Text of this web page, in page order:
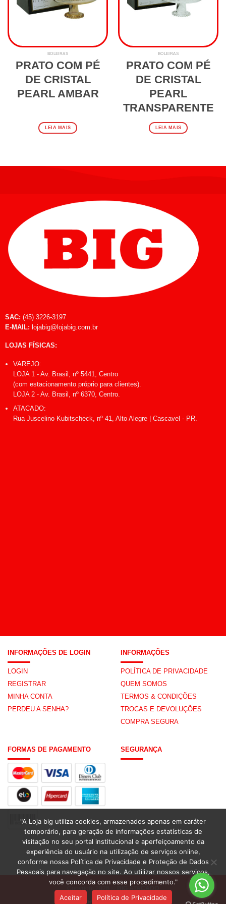
BOLEIRAS
PRATO COM PÉ
DE CRISTAL
PEARL AMBAR
LEIA MAIS
BOLEIRAS
PRATO COM PÉ
DE CRISTAL
PEARL
TRANSPARENTE
LEIA MAIS
SAC: (45) 3226-3197
E-MAIL: lojabig@lojabig.com.br
LOJAS FÍSICAS:
VAREJO:
LOJA 1 - Av. Brasil, nº 5441, Centro
(com estacionamento próprio para clientes).
LOJA 2 - Av. Brasil, nº 6370, Centro.
ATACADO:
Rua Juscelino Kubitscheck, nº 41, Alto Alegre | Cascavel - PR.
INFORMAÇÕES DE LOGIN
LOGIN
REGISTRAR
MINHA CONTA
PERDEU A SENHA?
INFORMAÇÕES
POLÍTICA DE PRIVACIDADE
QUEM SOMOS
TERMOS & CONDIÇÕES
TROCAS E DEVOLUÇÕES
COMPRA SEGURA
FORMAS DE PAGAMENTO SEGURANÇA
"A Loja big utiliza cookies, armazenados apenas em caráter
temporário, para geração de informações estatísticas de
visitação no seu portal institucional e aperfeiçoamento da
experiência do usuário na utilização de serviços online,
conforme nossa Política de Privacidade e Proteção de Dados
Pessoais para navegação no site. Ao utilizar nossos serviços,
você concorda com esse procedimento."
Aceitar
Política de Privacidade